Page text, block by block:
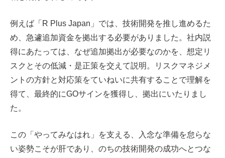
例えば「R Plus Japan」では、技術開発を推し進めるた
め、急遽追加資金を拠出する必要がありました。社内説
得にあたっては、なぜ追加拠出が必要なのかを、想定リ
スクとその低減・是正策を交えて説明。リスクマネジメ
ントの方針と対応策をていねいに共有することで理解を
得て、最終的にGOサインを獲得し、拠出にいたりまし
た。
この「やってみなはれ」を支える、入念な準備を怠らな
い姿勢こそが肝であり、のちの技術開発の成功へとつな